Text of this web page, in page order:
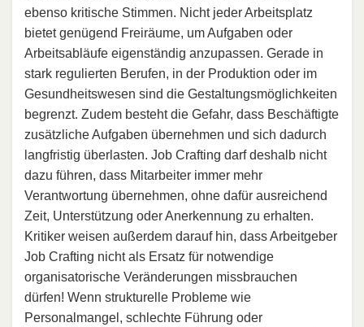
ebenso kritische Stimmen. Nicht jeder Arbeitsplatz
bietet genügend Freiräume, um Aufgaben oder
Arbeitsabläufe eigenständig anzupassen. Gerade in
stark regulierten Berufen, in der Produktion oder im
Gesundheitswesen sind die Gestaltungsmöglichkeiten
begrenzt. Zudem besteht die Gefahr, dass Beschäftigte
zusätzliche Aufgaben übernehmen und sich dadurch
langfristig überlasten. Job Crafting darf deshalb nicht
dazu führen, dass Mitarbeiter immer mehr
Verantwortung übernehmen, ohne dafür ausreichend
Zeit, Unterstützung oder Anerkennung zu erhalten.
Kritiker weisen außerdem darauf hin, dass Arbeitgeber
Job Crafting nicht als Ersatz für notwendige
organisatorische Veränderungen missbrauchen
dürfen! Wenn strukturelle Probleme wie
Personalmangel, schlechte Führung oder